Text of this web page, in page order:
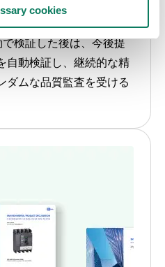
cookies
検証した後は、今後提
自動検証し、継続的な精
ダムな品質監査を受ける